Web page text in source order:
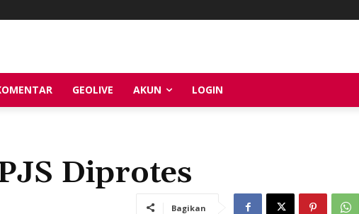
GEOLIVE AKUN LOGIN
Diprotes
Bagikan